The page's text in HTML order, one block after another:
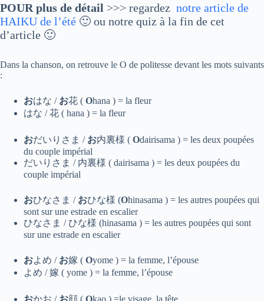
POUR plus de détail >>> regardez notre article de
HAIKU de l’été 🙂 ou notre quiz à la fin de cet
d’article 🙂
Dans la chanson, on retrouve le O de politesse devant les mots suivants
:
おはな / お花 ( Ohana ) = la fleur
はな / 花 ( hana ) = la fleur
おだいりさま / お内裏様 ( Odairisama ) = les deux poupées
du couple impérial
だいりさま / 内裏様 ( dairisama ) = les deux poupées du
couple impérial
おひなさま / おひな様 (Ohinasama ) = les autres poupées qui
sont sur une estrade en escalier
ひなさま / ひな様 (hinasama ) = les autres poupées qui sont
sur une estrade en escalier
およめ / お嫁 ( Oyome ) = la femme, l’épouse
よめ / 嫁 ( yome ) = la femme, l’épouse
おかお / お顔 ( Okao ) =le visage, la tête